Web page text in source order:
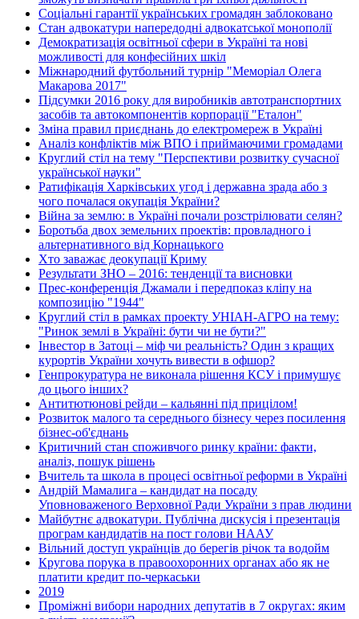
Соціальні гарантії українських громадян заблоковано
Стан адвокатури напередодні адвокатської монополії
Демократизація освітньої сфери в Україні та нові
можливості для конфесійних шкіл
Міжнародний футбольний турнір "Меморіал Олега
Макарова 2017"
Підсумки 2016 року для виробників автотранспортних
засобів та автокомпонентів корпорації "Еталон"
Зміна правил приєднань до електромереж в Україні
Аналіз конфліктів між ВПО і приймаючими громадами
Круглий стіл на тему "Перспективи розвитку сучасної
української науки"
Ратифікація Харківських угод і державна зрада або з
чого почалася окупація України?
Війна за землю: в Україні почали розстрілювати селян?
Боротьба двох земельних проектів: провладного і
альтернативного від Корнацького
Хто заважає деокупації Криму
Результати ЗНО – 2016: тенденції та висновки
Прес-конференція Джамали і передпоказ кліпу на
композицію "1944"
Круглий стіл в рамках проекту УНІАН-АГРО на тему:
"Ринок землі в Україні: бути чи не бути?"
Інвестор в Затоці – міф чи реальність? Один з кращих
курортів України хочуть вивести в офшор?
Генпрокуратура не виконала рішення КСУ і примушує
до цього інших?
Антитютюнові рейди – кальянні під прицілом!
Розвиток малого та середнього бізнесу через посилення
бізнес-об'єднань
Критичний стан споживчого ринку країни: факти,
аналіз, пошук рішень
Вчитель та школа в процесі освітньої реформи в Україні
Андрій Мамалига – кандидат на посаду
Уповноваженого Верховної Ради України з прав людини
Майбутнє адвокатури. Публічна дискусія і презентація
програм кандидатів на пост голови НААУ
Вільний доступ українців до берегів річок та водойм
Кругова порука в правоохоронних органах або як не
платити кредит по-черкаськи
2019
Проміжні вибори народних депутатів в 7 округах: яким